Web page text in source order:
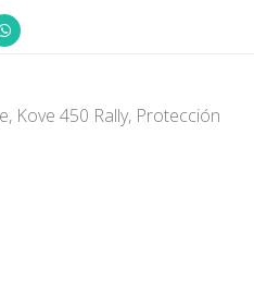
, Kove 450 Rally, Protección